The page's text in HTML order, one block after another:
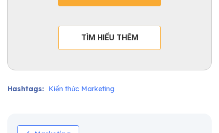
TÌM HIỂU THÊM
Hashtags: Kiến thức Marketing